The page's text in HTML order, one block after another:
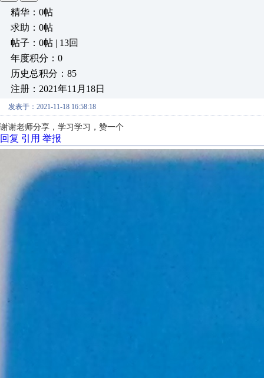
精华：0帖
求助：0帖
帖子：0帖 | 13回
年度积分：0
历史总积分：85
注册：2021年11月18日
发表于：2021-11-18 16:58:18
谢谢老师分享，学习学习，赞一个
回复 引用 举报